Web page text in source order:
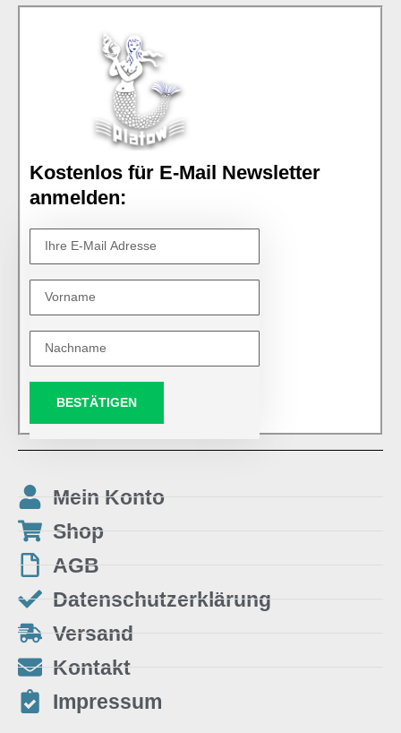
Kostenlos für E-Mail Newsletter
anmelden:
BESTÄTIGEN
Mein Konto
Shop
AGB
Datenschutzerklärung
Versand
Kontakt
Impressum